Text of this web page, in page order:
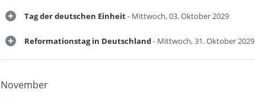
Tag der deutschen Einheit- Mittwoch, 03. Oktober 2029
Reformationstag in Deutschland- Mittwoch, 31. Oktober 2029
November